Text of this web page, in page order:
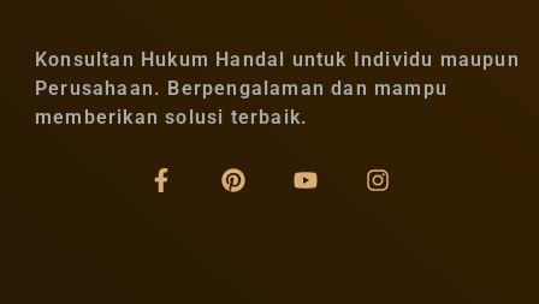
Konsultan Hukum Handal untuk Individu maupun
Perusahaan. Berpengalaman dan mampu
memberikan solusi terbaik.